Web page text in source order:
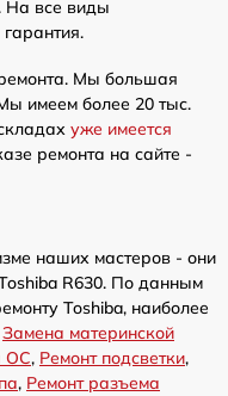
На все виды
Мы большая
имеем более 20 тыс.
уже имеется
ремонта на сайте -
наших мастеров - они
R630. По данным
Toshiba, наиболее
Замена материнской
ОС, Ремонт подсветки,
, Ремонт разъема